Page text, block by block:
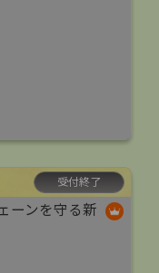
受付終了
ーンを守る新